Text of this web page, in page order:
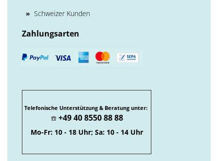
» Schweizer Kunden
Zahlungsarten
Telefonische Unterstützung & Beratung unter:
☎️ +49 40 8550 88 88
Mo-Fr: 10 - 18 Uhr; Sa: 10 - 14 Uhr